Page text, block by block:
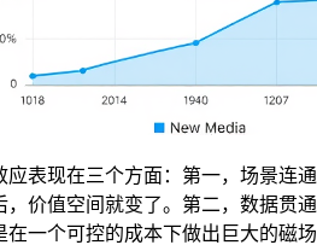
表现在三个方面：第一，场景连
价值空间就变了。第二，数据
一个可控的成本下做出巨大的磁场